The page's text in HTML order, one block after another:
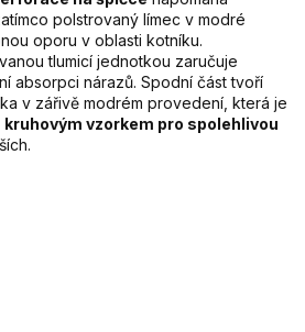
polstrovaný límec v modré
oporu v oblasti kotníku.
tlumicí jednotkou zaručuje
absorpci nárazů. Spodní část tvoří
v zářivě modrém provedení, která je
kruhovým vzorkem pro spolehlivou